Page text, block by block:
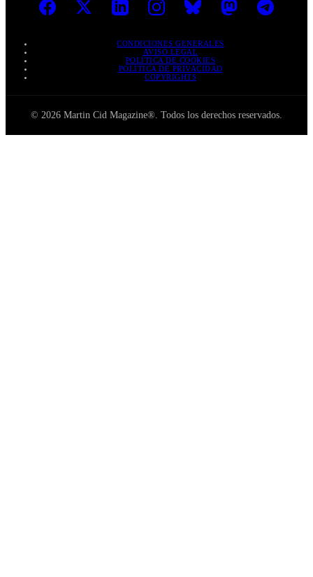
CONDICIONES GENERALES
AVISO LEGAL
POLÍTICA DE COOKIES
POLÍTICA DE PRIVACIDAD
COPYRIGHTS
© 2026 Martin Cid Magazine®. Todos los derechos reservados.